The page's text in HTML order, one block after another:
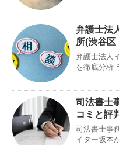
弁護士法
所(渋谷
弁護士法人
を徹底分析
司法書士
コミと評
司法書士事
イター坂本